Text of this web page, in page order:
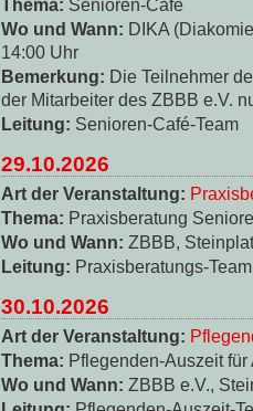
Wo und Wann: DIKA
14:00 Uhr
Bemerkung: Die Teilnehmer
der Mitarbeiter des ZBBB e.V.
Leitung: Senioren-Café-Team
29.10.2026
Art der Veranstaltung:
Thema: Praxisberatung
Wo und Wann: ZBBB,
Leitung: Praxisberatungs-Team
30.10.2026
Art der Veranstaltung:
Thema: Pflegenden-Auszeit
Wo und Wann: ZBBB e.V.,